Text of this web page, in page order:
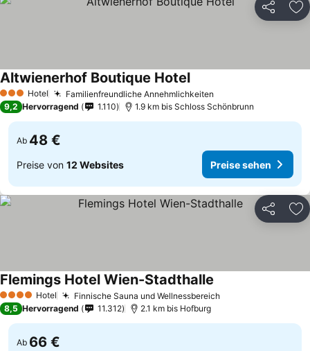
Teilen
3 SterneHotel Familienfreundliche Annehmlichkeiten
Altwienerhof Boutique Hotel
9,2 Hervorragend 1.110 1.9 km bis Schloss Schönbrunn
Ab 48 €
Preise von 12 Websites Preise sehen
Teilen
4 Sterne Hotel Finnische Sauna und Wellnessbereich
Flemings Hotel Wien-Stadthalle
8,5 Hervorragend 11.312 2.1 km bis Hofburg
Ab 66 €